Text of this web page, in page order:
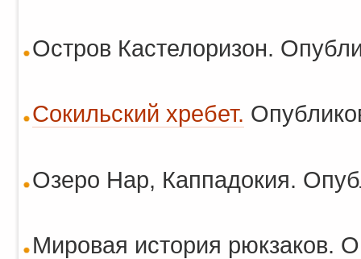
Остров Кастелоризон.
Сокильский хребет.
Озеро Нар, Каппадокия.
Мировая история рюкзаков.